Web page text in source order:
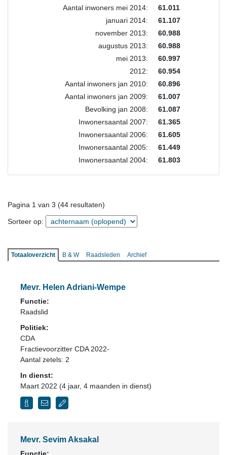
Aantal inwoners mei 2014:
61.011
januari 2014:
61.107
november 2013:
60.988
augustus 2013:
60.988
mei 2013:
60.997
2012:
60.954
Aantal inwoners jan 2010:
60.896
Aantal inwoners jan 2009:
61.007
Bevolking jan 2008:
61.087
Inwonersaantal 2007:
61.365
Inwonersaantal 2006:
61.605
Inwonersaantal 2005:
61.449
Inwonersaantal 2004:
61.803
Pagina 1 van 3 (44 resultaten)
Sorteer op:
Totaaloverzicht B & W Raadsleden Archief
Mevr. Helen Adriani-Wempe
Functie:
Raadslid
Politiek:
CDA
Fractievoorzitter CDA 2022-
Aantal zetels: 2
In dienst:
Maart 2022 (4 jaar, 4 maanden in dienst)
Mevr. Sevim Aksakal